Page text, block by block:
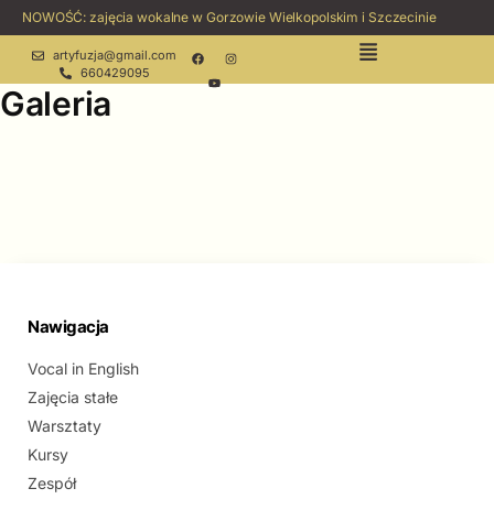
NOWOŚĆ: zajęcia wokalne w Gorzowie Wielkopolskim i Szczecinie
artyfuzja@gmail.com
660429095
Galeria
Nawigacja
Vocal in English
Zajęcia stałe
Warsztaty
Kursy
Zespół